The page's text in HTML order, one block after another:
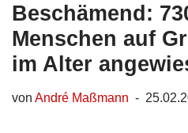
Beschämend:
Menschen auf
im Alter
von André Maßmann